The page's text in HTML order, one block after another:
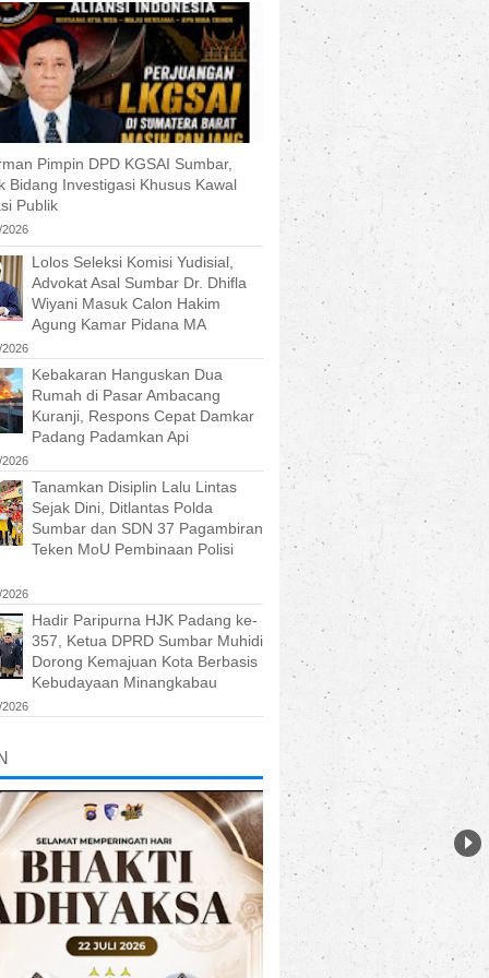
Pimpin DPD KGSAI Sumbar,
Bidang Investigasi Khusus Kawal
Publik
Lolos Seleksi Komisi Yudisial,
Advokat Asal Sumbar Dr. Dhifla
Wiyani Masuk Calon Hakim
Agung Kamar Pidana MA
Kebakaran Hanguskan Dua
Rumah di Pasar Ambacang
Kuranji, Respons Cepat Damkar
Padang Padamkan Api
Tanamkan Disiplin Lalu Lintas
Sejak Dini, Ditlantas Polda
Sumbar dan SDN 37 Pagambiran
Teken MoU Pembinaan Polisi
Hadir Paripurna HJK Padang ke-
357, Ketua DPRD Sumbar Muhidi
Dorong Kemajuan Kota Berbasis
Kebudayaan Minangkabau